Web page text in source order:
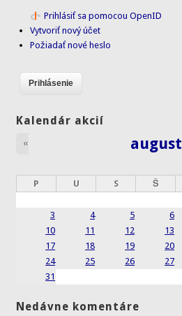
Prihlásiť sa pomocou OpenID
Vytvoriť nový účet
Požiadať nové heslo
Kalendár akcií
august
«
P U S Š
3
4 5 6
10
11 12 13
17
18 19 20
24
25 26 27
31
Nedávne komentáre